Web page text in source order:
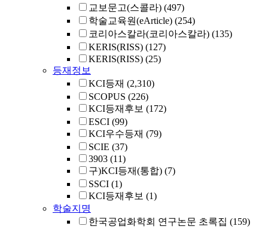
교보문고(스콜라) (497)
학술교육원(eArticle) (254)
코리아스칼라(코리아스칼라) (135)
KERIS(RISS) (127)
KERIS(RISS) (25)
등재정보
KCI등재 (2,310)
SCOPUS (226)
KCI등재후보 (172)
ESCI (99)
KCI우수등재 (79)
SCIE (37)
3903 (11)
구)KCI등재(통합) (7)
SSCI (1)
KCI등재후보 (1)
학술지명
한국공업화학회 연구논문 초록집 (159)